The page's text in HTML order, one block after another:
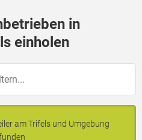
in
einholen
am Trifels und Umgebung